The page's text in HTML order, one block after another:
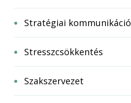
Stratégiai kommunikáció
Stresszcsökkentés
Szakszervezet